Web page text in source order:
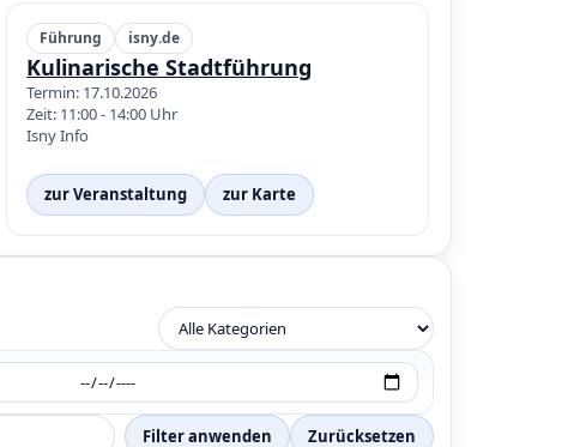
Führung isny.de
Kulinarische Stadtführung
Termin: 17.10.2026
Zeit: 11:00 - 14:00 Uhr
Isny Info
zur Veranstaltung zur Karte
Filter anwenden Zurücksetzen